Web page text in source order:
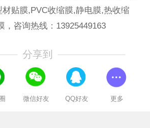
贴膜,PVC收缩膜,静电膜,热收缩
，咨询热线：13925449163
分享到
微信好友 QQ好友 更多